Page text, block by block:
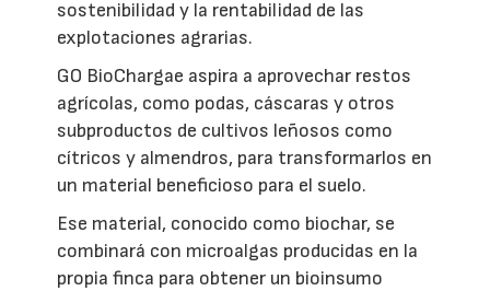
sostenibilidad y la rentabilidad de las
explotaciones agrarias.
GO BioChargae aspira a aprovechar restos
agrícolas, como podas, cáscaras y otros
subproductos de cultivos leñosos como
cítricos y almendros, para transformarlos en
un material beneficioso para el suelo.
Ese material, conocido como biochar, se
combinará con microalgas producidas en la
propia finca para obtener un bioinsumo